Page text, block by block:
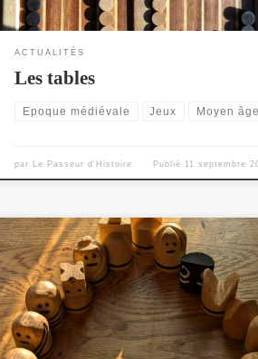
ACTUALITÉS
Les tables
Epoque médiévale Jeux Moyen âge
par Le Passeur d'Histoire Publié 11 septembre
Des pions de jeux...